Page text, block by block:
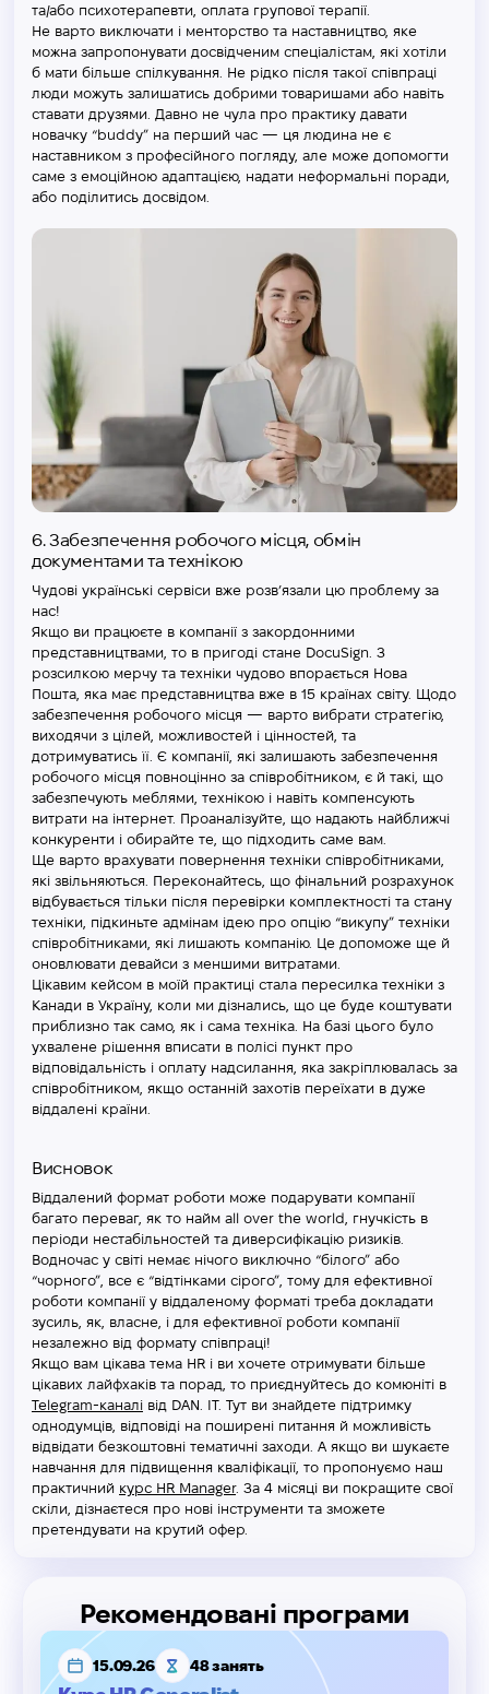
та/або психотерапевти, оплата групової терапії.
Не варто виключати і менторство та наставництво, яке
можна запропонувати досвідченим спеціалістам, які хотіли
б мати більше спілкування. Не рідко після такої співпраці
люди можуть залишатись добрими товаришами або навіть
ставати друзями. Давно не чула про практику давати
новачку “buddy” на перший час — ця людина не є
наставником з професійного погляду, але може допомогти
саме з емоційною адаптацією, надати неформальні поради,
або поділитись досвідом.
6.Забезпечення робочого місця, обмін
документами та технікою
Чудові українські сервіси вже розв’язали цю проблему за
нас!
Якщо ви працюєте в компанії з закордонними
представництвами, то в пригоді стане DocuSign. З
розсилкою мерчу та техніки чудово впорається Нова
Пошта, яка має представництва вже в 15 країнах світу. Щодо
забезпечення робочого місця — варто вибрати стратегію,
виходячи з цілей, можливостей і цінностей, та
дотримуватись її. Є компанії, які залишають забезпечення
робочого місця повноцінно за співробітником, є й такі, що
забезпечують меблями, технікою і навіть компенсують
витрати на інтернет. Проаналізуйте, що надають найближчі
конкуренти і обирайте те, що підходить саме вам.
Ще варто врахувати повернення техніки співробітниками,
які звільняються. Переконайтесь, що фінальний розрахунок
відбувається тільки після перевірки комплектності та стану
техніки, підкиньте адмінам ідею про опцію “викупу” техніки
співробітниками, які лишають компанію. Це допоможе ще й
оновлювати девайси з меншими витратами.
Цікавим кейсом в моїй практиці стала пересилка техніки з
Канади в Україну, коли ми дізнались, що це буде коштувати
приблизно так само, як і сама техніка. На базі цього було
ухвалене рішення вписати в полісі пункт про
відповідальність і оплату надсилання, яка закріплювалась за
співробітником, якщо останній захотів переїхати в дуже
віддалені країни.
Висновок
Віддалений формат роботи може подарувати компанії
багато переваг, як то найм all over the world, гнучкість в
періоди нестабільностей та диверсифікацію ризиків.
Водночас у світі немає нічого виключно “білого” або
“чорного”, все є “відтінками сірого”, тому для ефективної
роботи компанії у віддаленому форматі треба докладати
зусиль, як, власне, і для ефективної роботи компанії
незалежно від формату співпраці!
Якщо вам цікава тема HR і ви хочете отримувати більше
цікавих лайфхаків та порад, то приєднуйтесь до комюніті в
Telegram-каналі від DAN. IT. Тут ви знайдете підтримку
однодумців, відповіді на поширені питання й можливість
відвідати безкоштовні тематичні заходи. А якщо ви шукаєте
навчання для підвищення кваліфікації, то пропонуємо наш
практичний курс HR Manager. За 4 місяці ви покращите свої
скіли, дізнаєтеся про нові інструменти та зможете
претендувати на крутий офер.
Рекомендовані програми
15.09.26 48 занять